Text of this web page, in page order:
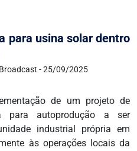
para usina solar dentro
- 25/09/2025
de um projeto de
para autoprodução a ser
industrial própria em
às operações locais da